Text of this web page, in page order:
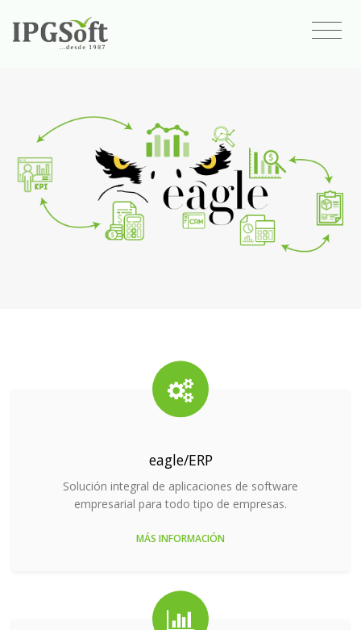
eagle/ERP
Solución integral de aplicaciones de software
empresarial para todo tipo de empresas.
MÁS INFORMACIÓN